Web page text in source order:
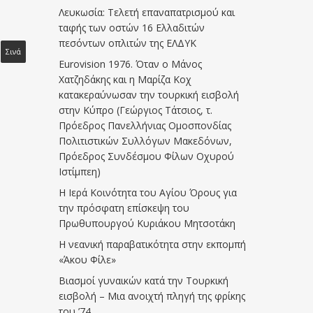
Σινά
Λευκωσία: Τελετή επαναπατρισμού και
ταφής των οστών 16 Ελλαδιτών
πεσόντων οπλιτών της ΕΛΔΥΚ
Eurovision 1976. Όταν ο Μάνος
Χατζηδάκης και η Μαρίζα Κοχ
κατακεραύνωσαν την τουρκική εισβολή
στην Κύπρο (Γεώργιος Τάτσιος, τ.
Πρόεδρος Πανελλήνιας Ομοσπονδίας
Πολιτιστικών Συλλόγων Μακεδόνων,
Πρόεδρος Συνδέσμου Φίλων Οχυρού
Ιστίμπεη)
Η Ιερά Κοινότητα του Αγίου Όρους για
την πρόσφατη επίσκεψη του
Πρωθυπουργού Κυριάκου Μητσοτάκη
Η νεανική παραβατικότητα στην εκπομπή
«Άκου Φίλε»
Βιασμοί γυναικών κατά την Τουρκική
εισβολή – Μια ανοιχτή πληγή της φρίκης